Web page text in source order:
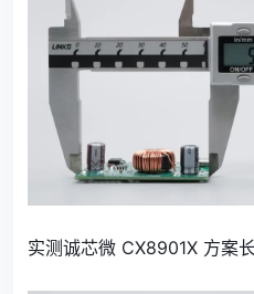
实测诚芯微 CX8901X 方案